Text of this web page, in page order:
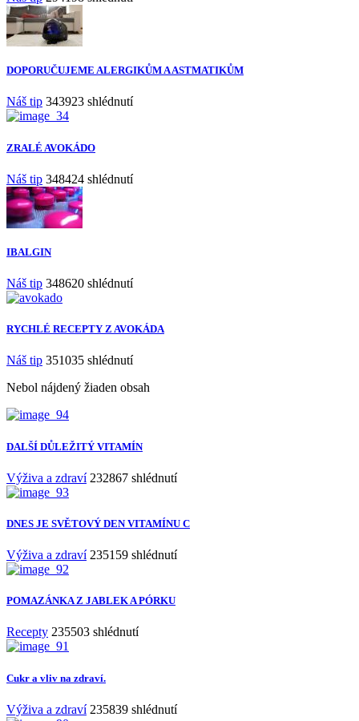
DOPORUČUJEME ALERGIKŮM A ASTMATIKŮM
Náš tip 343923 shlédnutí
ZRALÉ AVOKÁDO
Náš tip 348424 shlédnutí
IBALGIN
Náš tip 348620 shlédnutí
RYCHLÉ RECEPTY Z AVOKÁDA
Náš tip 351035 shlédnutí
Nebol nájdený žiaden obsah
DALŠÍ DŮLEŽITÝ VITAMÍN
Výživa a zdraví 232867 shlédnutí
DNES JE SVĚTOVÝ DEN VITAMÍNU C
Výživa a zdraví 235159 shlédnutí
POMAZÁNKA Z JABLEK A PÓRKU
Recepty 235503 shlédnutí
Cukr a vliv na zdraví.
Výživa a zdraví 235839 shlédnutí